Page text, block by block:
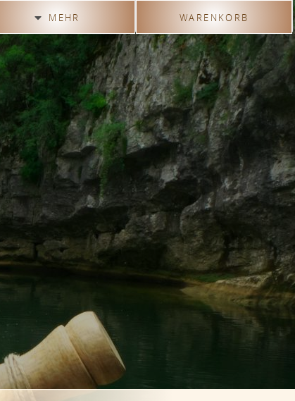
MEHR
Einführung
Klangerzeugung
Herstellung Videos
Gästebuch
Anfahrt
WARENKORB